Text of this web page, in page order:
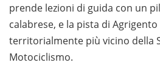
prende lezioni di guida con un
calabrese, e la pista di Agrigento
territorialmente più vicino della
Motociclismo.